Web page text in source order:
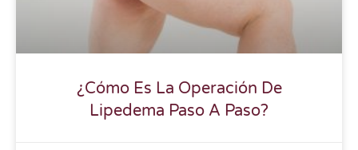
¿Cómo Es La Operación De
Lipedema Paso A Paso?